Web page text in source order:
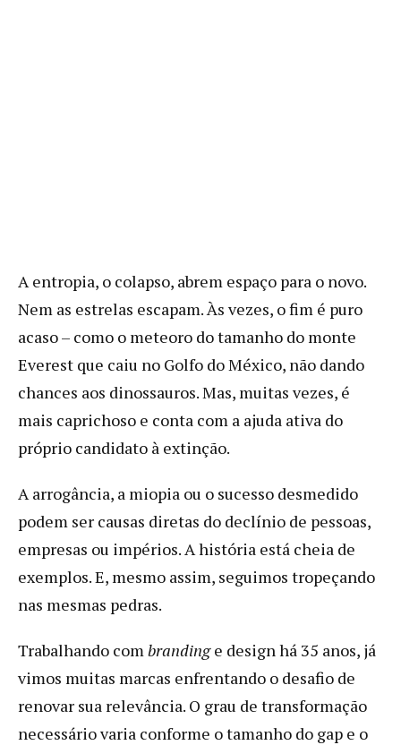
A entropia, o colapso, abrem espaço para o novo.
Nem as estrelas escapam. Às vezes, o fim é puro
acaso – como o meteoro do tamanho do monte
Everest que caiu no Golfo do México, não dando
chances aos dinossauros. Mas, muitas vezes, é
mais caprichoso e conta com a ajuda ativa do
próprio candidato à extinção.
A arrogância, a miopia ou o sucesso desmedido
podem ser causas diretas do declínio de pessoas,
empresas ou impérios. A história está cheia de
exemplos. E, mesmo assim, seguimos tropeçando
nas mesmas pedras.
Trabalhando combrandinge design há 35 anos, já
vimos muitas marcas enfrentando o desafio de
renovar sua relevância. O grau de transformação
necessário varia conforme o tamanho do gap e o